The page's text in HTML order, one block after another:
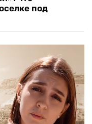
под